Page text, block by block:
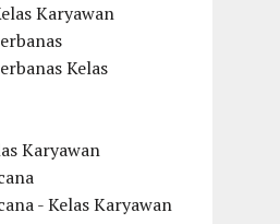
Karyawan
Kelas
Karyawan
- Kelas Karyawan